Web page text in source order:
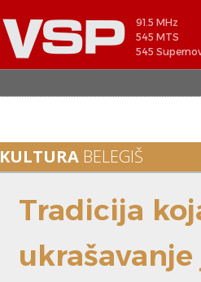
91.5 MHz
545 MTS
545
KULTURA BELEGIŠ
Tradicija